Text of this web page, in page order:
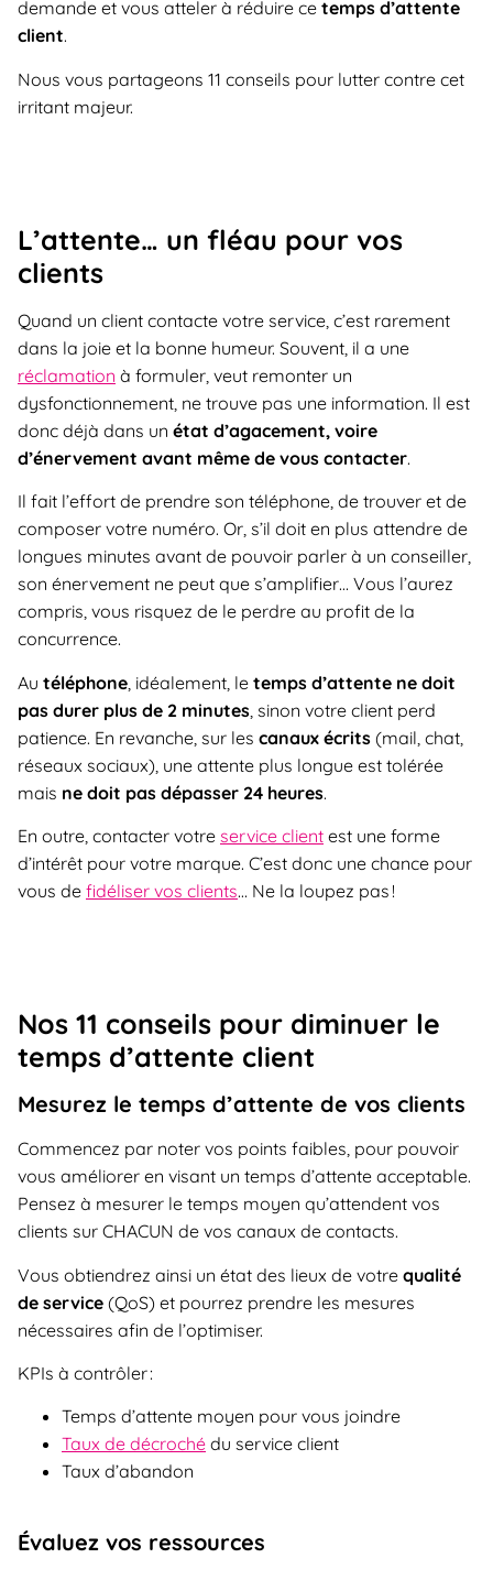
demande et vous atteler à réduire ce temps d’attente
client.
Nous vous partageons 11 conseils pour lutter contre cet
irritant majeur.
L’attente… un fléau pour vos
clients
Quand un client contacte votre service, c’est rarement
dans la joie et la bonne humeur. Souvent, il a une
réclamation à formuler, veut remonter un
dysfonctionnement, ne trouve pas une information. Il est
donc déjà dans un état d’agacement, voire
d’énervement avant même de vous contacter.
Il fait l’effort de prendre son téléphone, de trouver et de
composer votre numéro. Or, s’il doit en plus attendre de
longues minutes avant de pouvoir parler à un conseiller,
son énervement ne peut que s’amplifier… Vous l’aurez
compris, vous risquez de le perdre au profit de la
concurrence.
Au téléphone , idéalement, le temps d’attente ne doit
pas durer plus de 2 minutes , sinon votre client perd
patience. En revanche, sur les canaux écrits (mail, chat,
réseaux sociaux), une attente plus longue est tolérée
mais ne doit pas dépasser 24 heures.
En outre, contacter votre service client est une forme
d’intérêt pour votre marque. C’est donc une chance pour
vous de fidéliser vos clients… Ne la loupez pas !
Nos 11 conseils pour diminuer le
temps d’attente client
Mesurez le temps d’attente de vos clients
Commencez par noter vos points faibles, pour pouvoir
vous améliorer en visant un temps d’attente acceptable.
Pensez à mesurer le temps moyen qu’attendent vos
clients sur CHACUN de vos canaux de contacts.
Vous obtiendrez ainsi un état des lieux de votre qualité
de service (QoS) et pourrez prendre les mesures
nécessaires afin de l’optimiser.
KPIs à contrôler :
Temps d’attente moyen pour vous joindre
Taux de décroché du service client
Taux d’abandon
Évaluez vos ressources